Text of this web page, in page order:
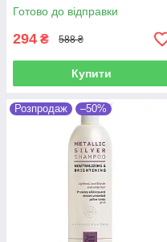
Готово до відправки
294 ₴ 588 ₴
Купити
Розпродаж –50%